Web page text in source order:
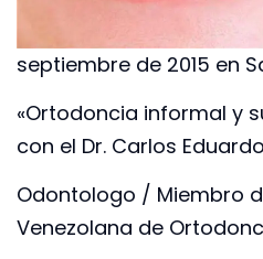
septiembre de 2015 en
«Ortodoncia informal y
con el Dr. Carlos
Odontologo / Miembro
Venezolana de